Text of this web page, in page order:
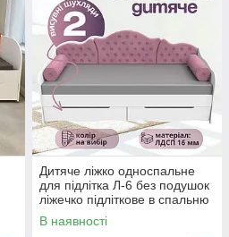
Дитяче ліжко односпальне
для підлітка Л-6 без подушок
ліжечко підліткове в спальню
для дівчинки з шухлядами
В наявності